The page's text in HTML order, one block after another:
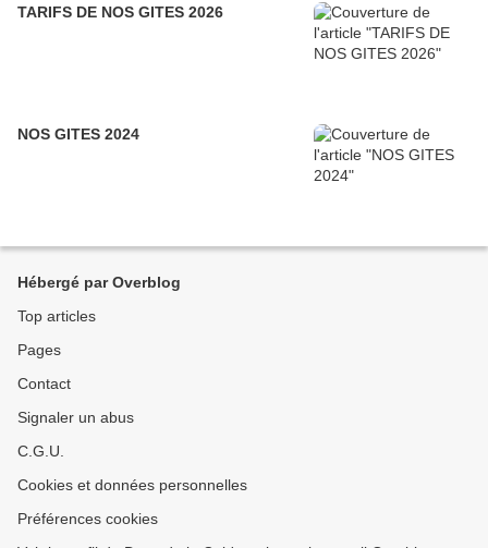
TARIFS DE NOS GITES 2026
NOS GITES 2024
Hébergé par Overblog
Top articles
Pages
Contact
Signaler un abus
C.G.U.
Cookies et données personnelles
Préférences cookies